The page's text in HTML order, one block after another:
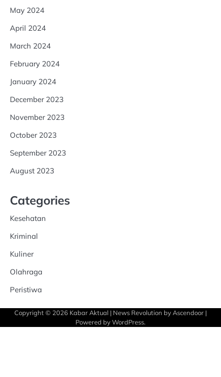
May 2024
April 2024
March 2024
February 2024
January 2024
December 2023
November 2023
October 2023
September 2023
August 2023
Categories
Kesehatan
Kriminal
Kuliner
Olahraga
Peristiwa
Copyright © 2026 Kabar Aktual | News Revolution by Ascendoor |
Powered byWordPress.